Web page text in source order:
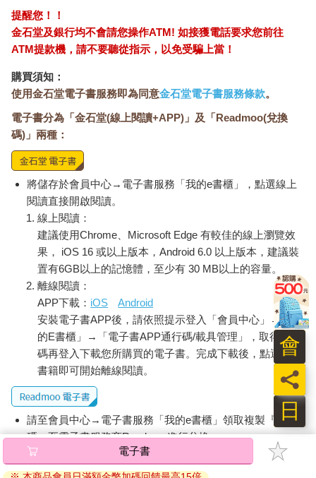
提醒您！！
金石堂及銀行均不會請您操作ATM! 如接獲電話要求您前往
ATM提款機，請不要聽從指示，以免受騙上當！
購買須知：
使用金石堂電子書服務即為同意金石堂電子書服務條款。
電子書分為「金石堂(線上閱讀+APP)」及「Readmoo(兌換
碼)」兩種：
將儲存於會員中心→電子書服務「我的e書櫃」，點選線上
閱讀直接開啟閱讀。
線上閱讀：
建議使用Chrome、Microsoft Edge 有較佳的線上瀏覽效
果， iOS 16 或以上版本，Android 6.0 以上版本，建議裝
置有6GB以上的記憶體，至少有 30 MB以上的容量。
離線閱讀：
APP下載： iOS
Android
安裝電子書APP後，請依照提示登入「會員中心」→「我
的E書櫃」→「電子書APP通行碼/載具管理」，取得通行
碼再登入下載您所購買的電子書。完成下載後，點選任一
書籍即可開始離線閱讀。
請至會員中心→電子書服務「我的e書櫃」領取複製『兌換
碼』至電子書服務商Readmoo進行兌換。
退換貨須知：
電子書
日
員
會